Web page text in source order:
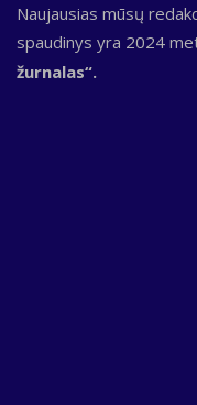
Naujausias mūsų
spaudinys yra 2024
žurnalas“.